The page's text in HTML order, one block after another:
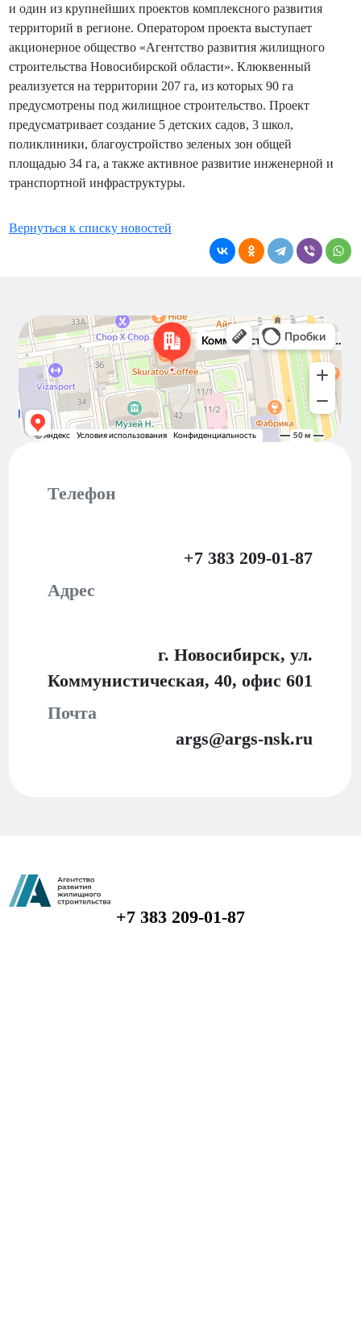
и один из крупнейших проектов комплексного развития
территорий в регионе. Оператором проекта выступает
акционерное общество «Агентство развития жилищного
строительства Новосибирской области». Клюквенный
реализуется на территории 207 га, из которых 90 га
предусмотрены под жилищное строительство. Проект
предусматривает создание 5 детских садов, 3 школ,
поликлиники, благоустройство зеленых зон общей
площадью 34 га, а также активное развитие инженерной и
транспортной инфраструктуры.
Вернуться к списку новостей
Новосибирск
Коммунистическая улица, 40 — Яндекс Карты
Телефон
+7 383 209-01-87
Адрес
г. Новосибирск, ул.
Коммунистическая, 40, офис 601
Почта
args@args-nsk.ru
+7 383 209-01-87